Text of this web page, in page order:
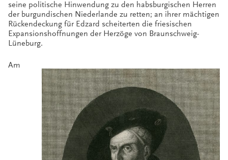
seine politische Hinwendung zu den habsburgischen Herren
der burgundischen Niederlande zu retten; an ihrer mächtigen
Rückendeckung für Edzard scheiterten die friesischen
Expansionshoffnungen der Herzöge von Braunschweig-
Lüneburg.
Am